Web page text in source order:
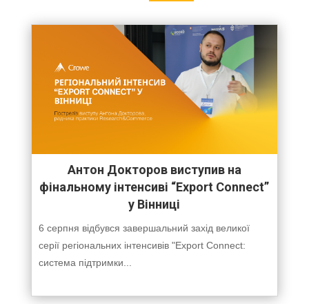
Антон Докторов виступив на
фінальному інтенсиві “Export Connect”
у Вінниці
6 серпня відбувся завершальний захід великої
серії регіональних інтенсивів "Export Connect:
система підтримки...